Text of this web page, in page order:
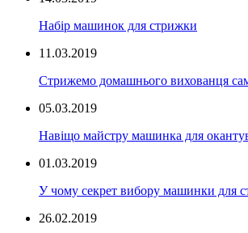
Набір машинок для стрижки
11.03.2019
Стрижемо домашнього вихованця
05.03.2019
Навіщо майстру машинка для
01.03.2019
У чому секрет вибору машинки для
26.02.2019